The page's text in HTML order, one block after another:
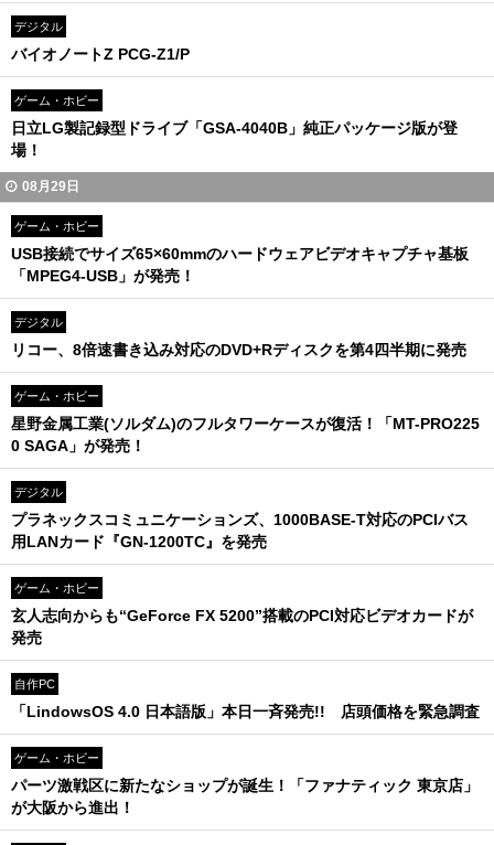
デジタル
バイオノートZ PCG-Z1/P
ゲーム・ホビー
日立LG製記録型ドライブ「GSA-4040B」純正パッケージ版が登
場！
08月29日
ゲーム・ホビー
USB接続でサイズ65×60mmのハードウェアビデオキャプチャ基板
「MPEG4-USB」が発売！
デジタル
リコー、8倍速書き込み対応のDVD+Rディスクを第4四半期に発売
ゲーム・ホビー
星野金属工業(ソルダム)のフルタワーケースが復活！「MT-PRO225
0 SAGA」が発売！
デジタル
プラネックスコミュニケーションズ、1000BASE-T対応のPCIバス
用LANカード『GN-1200TC』を発売
ゲーム・ホビー
玄人志向からも“GeForce FX 5200”搭載のPCI対応ビデオカードが
発売
自作PC
「LindowsOS 4.0 日本語版」本日一斉発売!! 店頭価格を緊急調査
ゲーム・ホビー
パーツ激戦区に新たなショップが誕生！「ファナティック 東京店」
が大阪から進出！